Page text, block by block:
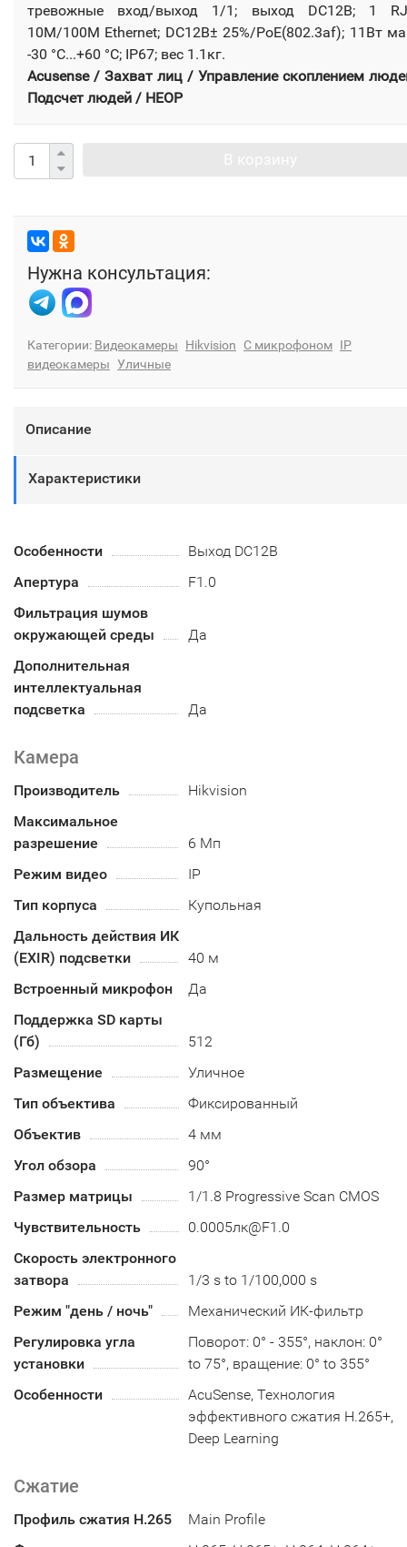
тревожные вход/выход 1/1; выход DC12B; 1
10M/100M Ethernet; DC12В± 25%/PoE(802.3af); 11Вт
-30 °C...+60 °C; IP67; вес 1.1кг.
Acusense / Захват лиц / Управление скоплением
Подсчет людей / HEOP
Нужна консультация:
Категории: Видеокамеры Hikvision С микрофоном IP
видеокамеры Уличные
Описание
Характеристики
Особенности
Выход DC12B
Апертура
F1.0
Фильтрация шумов
окружающей среды
Да
Дополнительная
интеллектуальная
подсветка
Да
Камера
Производитель
Hikvision
Максимальное
разрешение
6 Мп
Режим видео
IP
Тип корпуса
Купольная
Дальность действия ИК
(EXIR) подсветки
40 м
Встроенный микрофон
Да
Поддержка SD карты
(Гб)
512
Размещение
Уличное
Тип объектива
Фиксированный
Объектив
4 мм
Угол обзора
90°
Размер матрицы
1/1.8 Progressive Scan CMOS
Чувствительность
0.0005лк@F1.0
Скорость электронного
затвора
1/3 s to 1/100,000 s
Режим "день / ночь"
Механический ИК-фильтр
Регулировка угла
установки
Поворот: 0° - 355°, наклон: 0°
to 75°, вращение: 0° to 355°
Особенности
AcuSense, Технология
эффективного сжатия H.265+,
Deep Learning
Сжатие
Профиль сжатия H.265
Main Profile